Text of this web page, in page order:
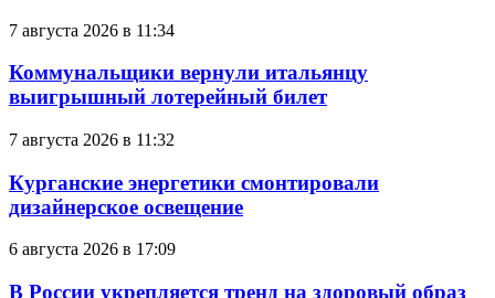
7 августа 2026 в 11:34
Коммунальщики вернули итальянцу
выигрышный лотерейный билет
7 августа 2026 в 11:32
Курганские энергетики смонтировали
дизайнерское освещение
6 августа 2026 в 17:09
В России укрепляется тренд на здоровый образ